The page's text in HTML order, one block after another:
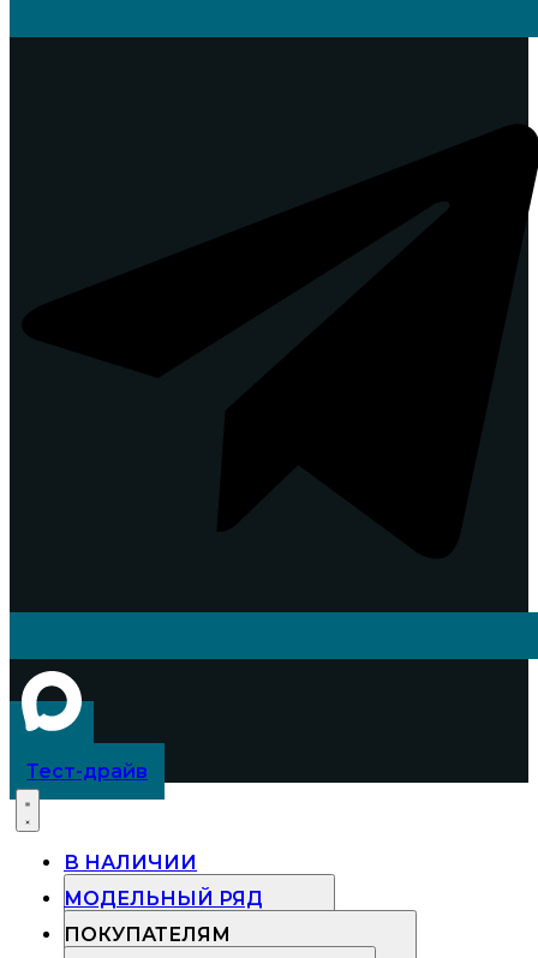
Тест-драйв
В НАЛИЧИИ
МОДЕЛЬНЫЙ РЯД
ПОКУПАТЕЛЯМ